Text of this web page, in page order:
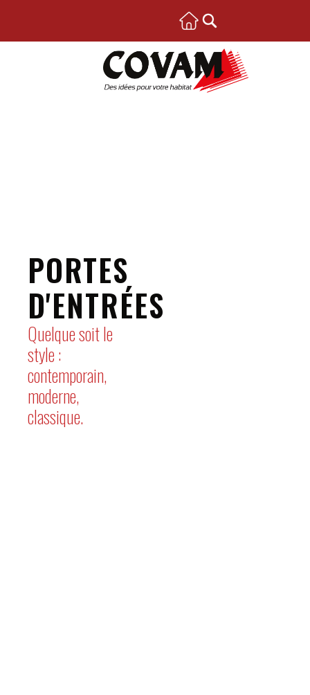
PORTES
D'ENTRÉES
Quelque soit le
style :
contemporain,
moderne,
classique.